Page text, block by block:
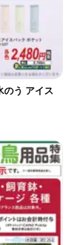
のう アイス